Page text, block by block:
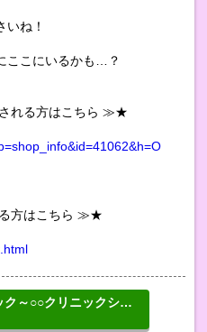
ね！
ここにいるかも…？
れる方はこちら ≫★
方はこちら ≫★
○コキクリニック～○○クリニックシリーズ～